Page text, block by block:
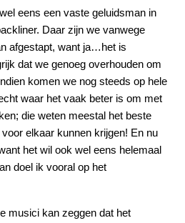
eens een vaste geluidsman in
Daar zijn we vanwege
afgestapt, want ja…het is
dat we genoeg overhouden om
komen we nog steeds op hele
waar het vaak beter is om met
die weten meestal het beste
elkaar kunnen krijgen! En nu
het wil ook wel eens helemaal
doel ik vooral op het
musici kan zeggen dat het